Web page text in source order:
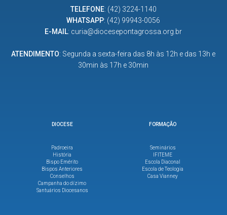
TELEFONE: (42) 3224-1140
WHATSAPP: (42) 99943-0056
E-MAIL: curia@diocesepontagrossa.org.br
ATENDIMENTO: Segunda a sexta-feira das 8h às 12h e das 13h e
30min às 17h e 30min
DIOCESE
Padroeira
História
Bispo Emérito
Bispos Anteriores
Conselhos
Campanha do dízimo
Santuários Diocesanos
FORMAÇÃO
Seminários
IFITEME
Escola Diaconal
Escola de Teologia
Casa Vianney